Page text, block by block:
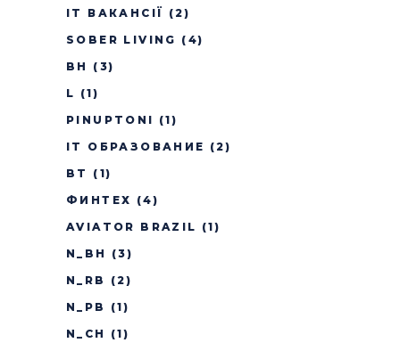
IT ВАКАНСІЇ
(2)
SOBER LIVING (4)
BH
(3)
L (1)
PINUPTONI (1)
IT ОБРАЗОВАНИЕ (2)
BT
(1)
ФИНТЕХ (4)
AVIATOR BRAZIL (1)
N_BH
(3)
N_RB
(2)
N_PB
(1)
N_CH
(1)